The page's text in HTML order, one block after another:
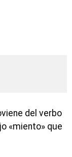
del verbo
«miento» que